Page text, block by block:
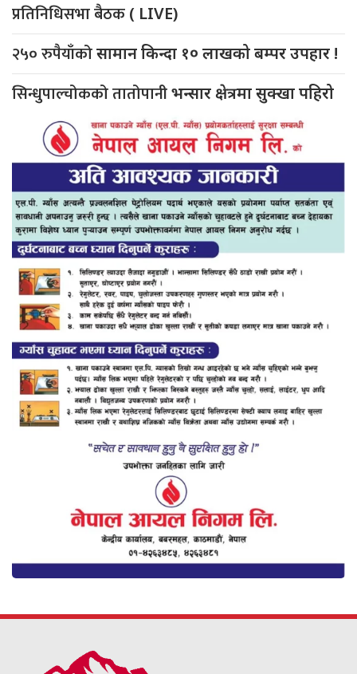
प्रतिनिधिसभा बैठक ( LIVE)
२५० रुपैयाँकोसामान किन्दा १० लाखको बम्पर उपहार !
सिन्धुपाल्चोकको तातोपानीभन्सार क्षेत्रमा सुक्खा पहिरो